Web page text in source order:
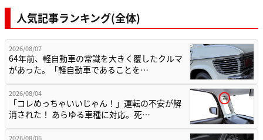
人気記事ランキング(全体)
2026/08/07
64年前、軽自動車の常識を大きく覆したクルマ
があった。「軽自動車であることを…
2026/08/04
「コレめっちゃいいじゃん！」運転の不安が解
消された！ あらゆる車種に対応。死…
2026/08/06